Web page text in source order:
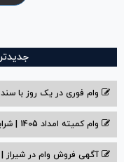
وام فوری در یک روز با
وام کمیته امداد 1405 | شرایط دریافت، مبلغ وام، اقساط
آگهی فروش وام در شیراز |